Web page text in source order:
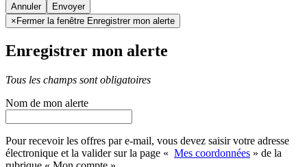
Annuler
× Fermer la fenêtre Enregistrer mon alerte
Enregistrer mon alerte
Tous les champs sont obligatoires
Nom de mon alerte
Pour recevoir les offres par e-mail, vous devez saisir votre adresse
électronique et la valider sur la page « Mes coordonnées » de la